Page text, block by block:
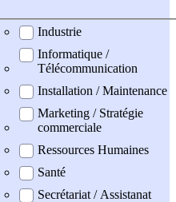
Industrie
Informatique /
Télécommunication
Installation / Maintenance
Marketing / Stratégie
commerciale
Ressources Humaines
Santé
Secrétariat / Assistanat